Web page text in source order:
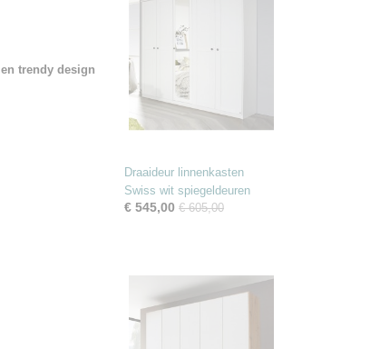
trendy design
Draaideur linnenkasten
Swiss wit spiegeldeuren
€ 545,00 € 605,00